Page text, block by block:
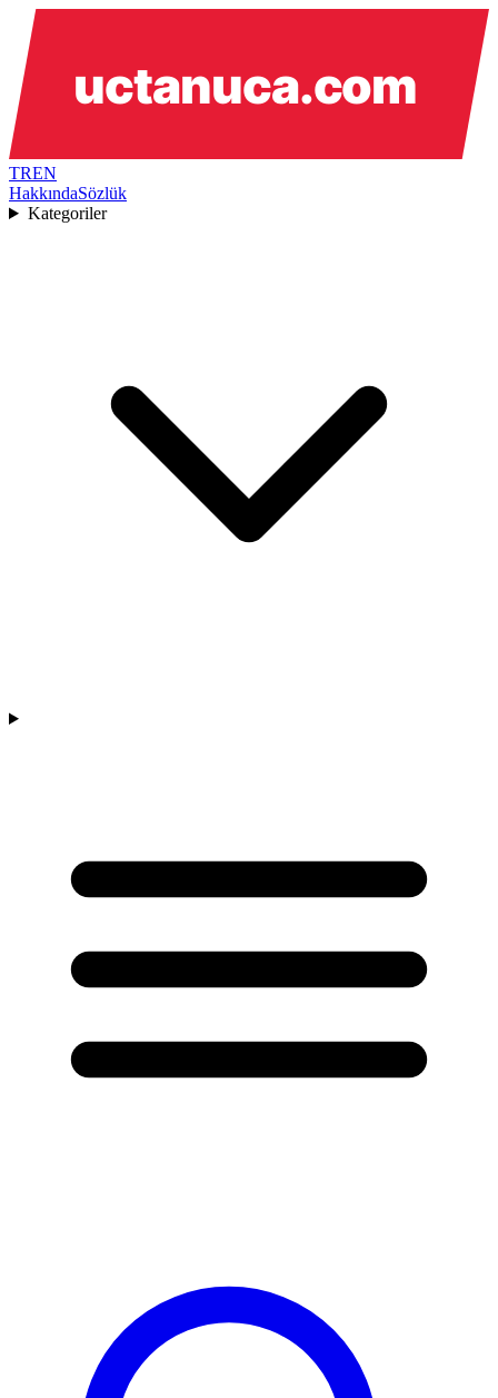
TREN
HakkındaSözlük
Kategoriler